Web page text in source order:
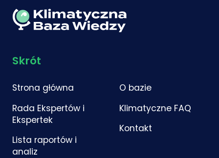
Skrót
Strona główna
Rada Ekspertów i
Ekspertek
Lista raportów i
analiz
O bazie
Klimatyczne FAQ
Kontakt